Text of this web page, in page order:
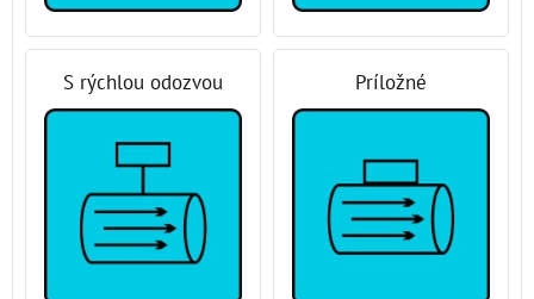
S rýchlou odozvou Príložné